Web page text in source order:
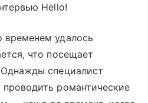
Hello!
временем удалось
что посещает
специалист
проводить романтические